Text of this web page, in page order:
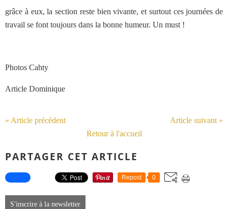
grâce à eux, la section reste bien vivante, et surtout ces journées de
travail se font toujours dans la bonne humeur. Un must !
Photos Cahty
Article Dominique
« Article précédent
Article suivant »
Retour à l'accueil
PARTAGER CET ARTICLE
Repost 0
S'inscrire à la newsletter